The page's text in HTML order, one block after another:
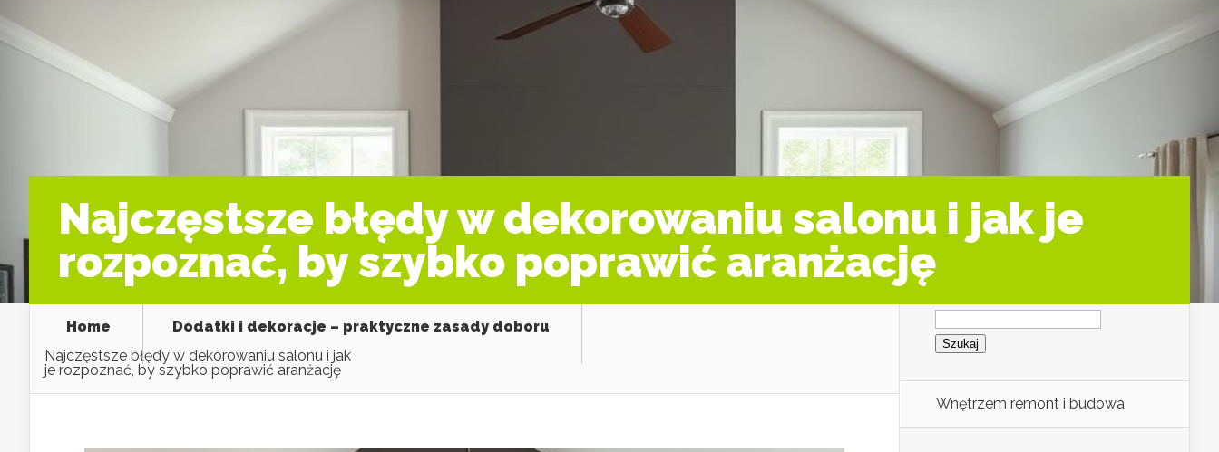
Najczęstsze błędy w dekorowaniu salonu i jak je
rozpoznać, by szybko poprawić aranżację
Home
Dodatki i dekoracje – praktyczne zasady doboru
Najczęstsze błędy w dekorowaniu salonu i jak
je rozpoznać, by szybko poprawić aranżację
Szukaj:
Wnętrzem remont i budowa